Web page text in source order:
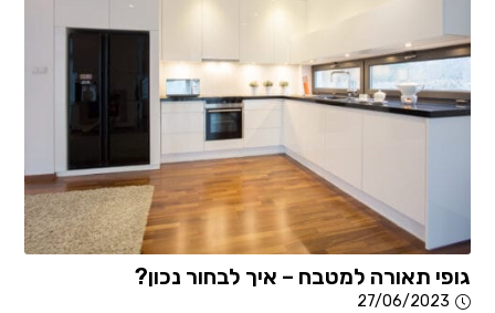
גופי תאורה למטבח – איך לבחור נכון?
27/06/2023